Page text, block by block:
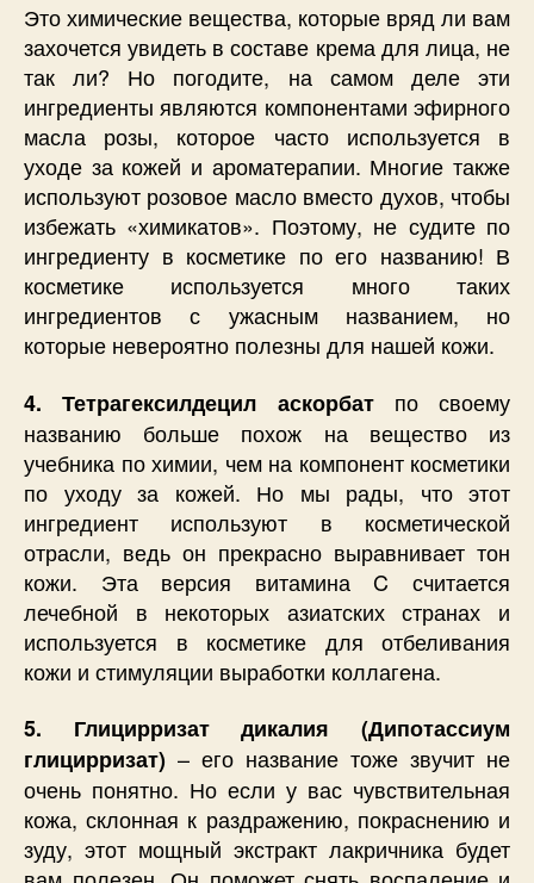
Это химические вещества, которые вряд ли вам
захочется увидеть в составе крема для лица, не
так ли? Но погодите, на самом деле эти
ингредиенты являются компонентами эфирного
масла розы, которое часто используется в
уходе за кожей и ароматерапии. Многие также
используют розовое масло вместо духов, чтобы
избежать «химикатов». Поэтому, не судите по
ингредиенту в косметике по его названию! В
косметике используется много таких
ингредиентов с ужасным названием, но
которые невероятно полезны для нашей кожи.
4. Тетрагексилдецил аскорбатпо своему
названию больше похож на вещество из
учебника по химии, чем на компонент косметики
по уходу за кожей. Но мы рады, что этот
ингредиент используют в косметической
отрасли, ведь он прекрасно выравнивает тон
кожи. Эта версия витамина C считается
лечебной в некоторых азиатских странах и
используется в косметике для отбеливания
кожи и стимуляции выработки коллагена.
5. Глицирризат дикалия (Дипотассиум
глицирризат) – его название тоже звучит не
очень понятно. Но если у вас чувствительная
кожа, склонная к раздражению, покраснению и
зуду, этот мощный экстракт лакричника будет